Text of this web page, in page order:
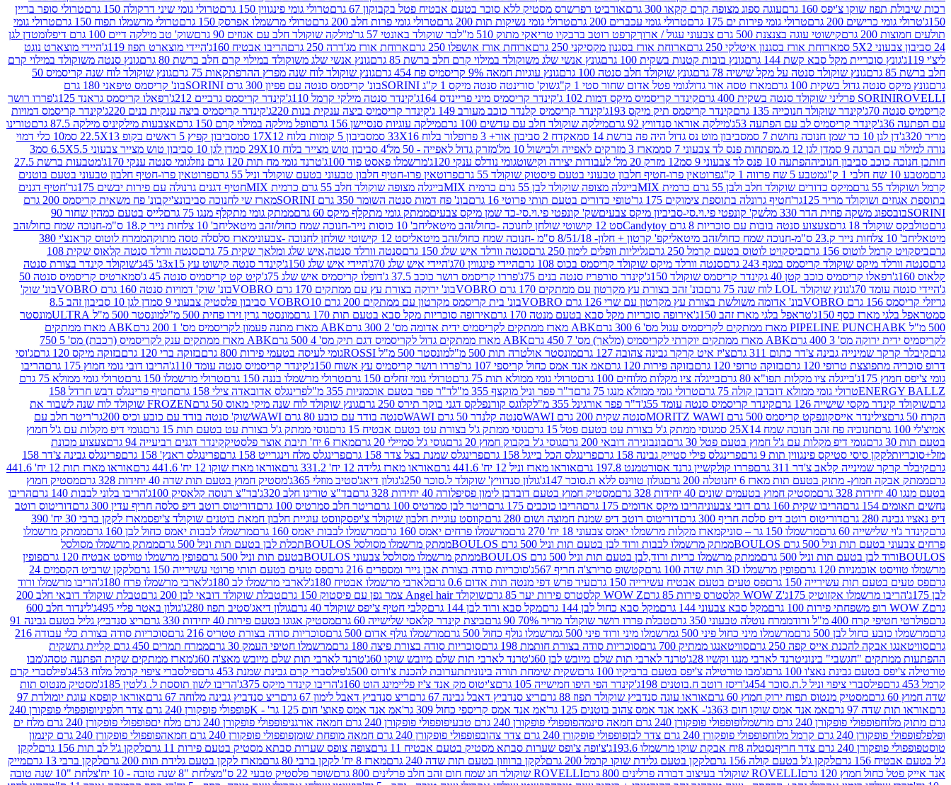
רכות שיבולת תפוז שוקו צ'יפס 160 גרם
עוגה ספוג מצופה קרם קקאו 300 גרם אורביט רפרשרס מסטיק ללא סוכר בטעם אבטיח פטל בקבוקון 67 גרם טרולי גומי פינגווין 150 גרם טרולי גומי שיני דרקולה 150 גרם
טרולי סופר בריין
150ג' טרולי גומי כרישים 200 גרם טרולי גומי פירות ים 175 גרם טרולי גומי עכברים 200 גרם טרולי גומי נשיקות תות 200 גרם טרולי גומי פרות חלב 200 גרם טרולי מרשמלו אפרסק 150 גרם טרולי מרשמלו תפוח 150 גרם
טרולי גומי
תולעים חמוצות 200 גרם
קישוטי עוגה בצנצנת 500 גרם צבעוני עגול / ארוך קרפט רוטב ברבקיו טריאקי מתוק 510 מ"ל בר שוקולד באונטי 57 גר' מילקה שוקולד חלב עם אגוזים 90 גרם שוק' טב מילקה דיים 100 גרם דיפלומט
דן לגן
24 סביבון צבעוני 5X2 סמ
ארוחת אורז בסגנון איטלקי 250 גרם ארוחת אורז בסגנון מקסיקני 250 גרם ארוחת אורז אושפלו 250 גרם ארוחת אורז מג'דרה 250 גרם הריבו אבטיח 160ג' היידי מוצארט תפוז 119ג'
היידי מוצארט נוגט
ליצ'י 119ג'
גונץ סוכריית מקל סבא קשת 144 גרם גונץ בובות קטנות בשקית 100 גרם גונץ אנשי שלג משוקולד במילוי קרם חלב ברשת 85 גרם גונץ אנשי שלג משוקולד במילוי קרם חלב ברשת 80 גרם
גונץ סנטה משוקולד במילוי קרם
חלב ברשת 85 גרם
גונץ שוקולד סנטה על מקל שישיה 78 גרם גונץ שוקולד חלב סנטה 100 גרם גונץ עוגיות חמאה 9% קריסמיס פח 454 גרם גונץ שוקולד לוח שנה מפרץ ההרפתקאות 75 גרם
גונץ שוקולד לוח שנה קריסמיס 50
גרםגונץ מיקס סנטה גדול בשקית 100 גרם מארז טסה אור גדולגומי פטל אדום שחור סטי 1 ק"ג שוק' סורינטה סנטה מיקס 1 ק"ג SORINI בונ' קריסמס סנטה עם פפיון 300 גרם SORINI
בונ' קריסמס טיפאני 180 גרם
SORINIROVELLI פרליני שוקולד סנטה בשקית 400 גרם קינדר קריסמיס מיקס דמות 102 ג' קינדר קריסמיס מיני פריינדס 164ג' קינדר סנטה מילקי קרמל 110ג' קינדר קריסמס גרביים 212ג' רפאלו קריסמס גראנד 125ג'
פררו רושר
קריסמיס סנטה 70ג'
קינדר שוקולד חנוכייה 135 גרם קינדר קריסמס תיק מיקס 193ג' קינדר קריסמיס קלנדר כוכב מעורב 149 ג' קינדר קריסמיס ביצה ענקית בנות 220ג' קינדר קריסמיס ביצה ענקית בנים 220ג'
קינדר קריסמס דמויות
עם הפתעה 36ג'
קינדר קריסמיס לב עם הפתעה 53ג' מילקה אוראו סנדוויץ 92 גרם מילקה שוקולד חלב עם עדשים 100 גרם מילקה עוגיות סנסיישן 156 גרם וופל מילקה במילוי קרם 150 גרם אצבעות מילקיניס מילקה 87.5 גרם
טורינו
מריר 320ג'
דן לגן 10 כד שמן חנוכה נחושת 7 סמ סביבון מוט נס גדול היה פה ברשת 14 סמ אקדח 2 סביבון אור+ 3 פרופלור בלוח 33X16 סמ סביבון 5 קומות בלוח 17X12 סמ סביבון קפיץ 5 ראשים בקופ 22.5X13 סמ
10 כלי דמוי
נורה למילוי עם הברגה 9 סמ
דן לגן 12 מ.מפתחות פנס לד צבעוני 7 סמ מארז 3 מזרקים לאפייה ולבישול 10 מל' מזרק גדול לאפייה - 50 מל' 4 סביבון טוש מצייר בלוח 29X10 סמ דן לגן 10 סביבון טוש מצייר צבעוני 6.5X5.5 סמ
3
חותכן חנוכה כוכב סביבון חנוכיההפתעה 10 פנס לד צבעוני 9 סמ 12 מזרק 20 מל' לעבודות יצירה וקישוט גומי נודלס ענקי 120ג' מרשמלו פאסט פוד 100ג' טרנד גומי מח תות 120 גרם נוזל גומי סנטה ענקי 170ג'
מטבעות ברשת 27.5
גרםמטבע 10 שח חלבי 1 ק"ג מטבע 5 שח פרווה 1 ק"ג פרוטאין פרו-חטיף חלבון טבעוני בטעם פיסטוק שוקולד 55 גרם פרוטאין פרו-חטיף חלבון טבעוני בטעם שוקולד וניל 55 גרם
פרוטאין פרו-חטיף חלבון טבעוני בטעם בוטנים
קרמל ושוקולד 55 גרם
מיקס כדורים שוקולד חלב ולבן 55 גרם כרמית MIX בייגלה מצופה שוקולד לבן 55 גרם כרמית MIX בייגלה מצופה שוקולד חלב 55 גרם כרמית MIX חטיף דגנים גרנולה עם פירות יבשים 175גר'
חטיף דגנים
בתוספת אגוזים ושוקולד מריר 125גר'
חטיף גרונלה בתוספת צימוקים 175 גר' טופי כדורים בטעם תותי פרוטי 16 גרם בונ' פח דמות סנטה השומר 350 גרם SORINI מארז שי לחנוכה סביבונצ'יק
בונ' פח משאית קריסמס 200 גרם
SORINIבובספוג משקה פחית הדר 330 מל שק' קונפטי פי.וי.סי-סביביון מיקס צבעיםשק' קונפטי פי.וי.סי-כד שמן מיקס צבעיםממתק גומי מתקלף מיקס 60 גרם ממתק גומי מתקלף מנגו 75 גרם
לייס בטעם כמהין שחור 90
גרםטולבקס שוקולד 18 גרם צעצוע סנטה בובות עם סוכריות 8 גרם Candytoy סט 12 קישוטי שולחן לחנוכה -כחול/זהב מיטאלי חב' 10 כוסות נייר-חנוכה שמח כחול/זהב מיטאלי
חב' 10 צלחות נייר ק.18 ס"מ-חנוכה שמח כחול/זהב
מיטאליחב' 10 צלחות נייר ק.23 ס"מ-חנוכה שמח כחול/זהב מיטאלי קפ' קרטון + חלון- 8/51/18 ס"מ -חנוכה שמח כחול/זהב מיטאלי סט 12 קישוטי שולחן לחנוכה -צבעוני מארז סלסלה טסה מתוקה
ממרח לוטוס קראנצ'י 380
גרםביסקויט קרמל לוטוס 156 גרם ביסקויט לוטוס בטעם קרמל 250 גרם גליליות וופלים לימון 250 גרם סנטה וורלד איש שלג 150 גרם סנטה וורלד סנטה,איש שלג ומלאך שקית 75 גרם
סנטה וורלד סנטה קלאוס שקית 108
גרםסנטה וורלד מיקס שוקולד קריסמס במגף 243 גרם סנטה וורלד מיקס שוקולד קריסמס בכוס 108 גרם היידי פינגווין 70ג' היידי איש שלג 70ג' היידי איש שלג 150ג' קינדר סנטה קישוט עץ 3x15ג' 45ג'
שוקולד קינדר בצורת סנטה
קלאוס 160ג'
רפאלו קריסמיס כוכב קטן 40 ג קינדר קריסמס שוקולד 150ג' קינדר סורפריז סנטה בנים 75ג' פררו קריסמס רושר כוכב 37.5 ג' דופלו קריסמיס איש שלג 75ג' קיט קט קריסמיס סנטה 45 ג'
סמארטיס קריסמיס סנטה 50
ג'היידי סנטה עומד 70ג' גונץ שוקולד LOL לוח שנה 75 גרם בונ' זהב בצורת עץ מקרטון עם ממתקים 170 גרם VOBRO בונ' ירוקה בצורת עץ עם ממתקים 170 גרם VOBRO בונ' שוק' דמויות סנטה 160 גרם VOBRO
בונ' שוק'
גריזלי קריסמס 156 גרם VOBRO
בונ' אדומה משולשת בצורת עץ מקרטון עם שרי 126 גרם VOBRO בונ' בית קריסמס מקרטון עם ממתקים 200 גרם VOBRO 10 סביבון פלסטיק צבעוני 9 סמ
דן לגן 10 סביבון זהב 8.5
סמטראפל בלגי מארז כסף 150ג' טראפל בלגי מארז זהב 150ג' אירופה סוכריות מקל סבא בטעם מנטה 170 גרם אירופה סוכריות מקל סבא בטעם תות 170 גרם מונסטר גרין זירו פחית 500 מ"ל מונסטר 500 מ"ל ULTRA
מונסטר
500 מ"ל PIPELINE PUNCH
ABK מארז ממתקים לקריסמיס עגול מס' 6 300 גרם ABK מארז ממתקים לקריסמיס ידית אדומה מס' 2 300 גרם ABK מארז מתנה פעמון לקריסמיס מס' 1 200 גרם
ABK מארז ממתקים
לקריסמיס ידית ירוקה מס' 3 400 גרם
ABK מארז ממתקים יוקרתי לקריסמיס (מלאך) מס' 7 450 גרם ABK מארז ממתקים גדול לקריסמיס דגם תיק מס' 4 500 גרם
ABK מארז ממתקים ענק לקריסמיס (רכבת) מס' 5 750
גרםקיבלר קרקר שמינייה גבינה צ'דר כתום 311 גרם צ'יז איט קרקר גבינה צהובה 127 גרם מונסטר אולטרה תות 500 מ"ל מונסטר 500 מ"ל ROSSI גומי לעיסה בטעמי פירות 800 גרם בזוקה ברי 120 גרם בזוקה מיקס 120 גרם
ג'וסי
דרופ סוכריה מתפוצצת טרופי 120 גרם
בזוקה טרופי 120 גרם בזוקה פירות 120 גרם אמ אנד אמס כחול קריספי 107 גר' פררו רושר קריסמיס עץ אשוח 150ג' קינדר קריסמיס סנטה עומד 110ג' הריבו דובי גומי חמוץ 175 גרם
הריבו
גומי צ'יפס חמוץ 175ג'
בייגלה ציו מקלות תפו"א 80 גרם בייגלה ציו מקלות מלוחים 100 גרם טרולי גומי ממולא תות 75 גרם טרולי גומי זחלים 150 גרם טרולי מרשמלו בננה 150 גרם טרולי מרשמלו 150 גרם
טרולי גומי ממולא 75 גרם
ENERGY BALLZטרולי גומי ממולא דובדבן קולה 75 גרם טרולי גומי ממולא מנגו 75 גרם ד"ר פפר וניל מוקצף 355 מ"ל ד"ר פפר בטעם אוכמניות 355 מ"ל פרינגלס אדובאדה צילי 158 גרם
חטיף פרינגלס דבש חרדל 158
גרםשוקולד קינדר מקסי שישייה 126 גרם קינדר קריסמיס סנטה עומד 55ג' ד"ר פפר אורגינל 355 מ"ל קלוגס קורנפלקס דגני בוקר תירס 250 גרם גונץ שוקולד לוח שנה מיקי מאוס 50 גרם
FROZEN שוקולד לוח שנה לשבור את
הקרח 50 גרם
צילינדר אייסקונפקט קריסמס 500 גרם MORITZ WAWI סנטה שקית 200 גרם WAWI סנטה קלנדר 50 גרם WAWI סנטה בודד עם כובע 80 גרם WAWI שוק' סנטה בודד עם כובע וכיס 200גר'
ריטר חלב עם
אמיצ'לי 100 גרם
חנוכיה פח זהב חנוכה שמח 25X14 סמ גוסי ממתק ג'ל בצורת עט בטעם פטל 15 גרם גוסי ממתק ג'ל בצורת עט בטעם אבטיח 15 גרם גוסי ממתק ג'ל בצורת עט בטעם תות 15 גרם
גומי דיפ מקלות עם ג'ל חמוץ
בטעם תות 30 גרם
גומי דיפ מקלות עם ג'ל חמוץ בטעם פטל 30 גרם בונבונירה דובאי 200 גרם גוסי ג'ל בקבוק חמוץ 20 גרם גוסי ג'ל סמיילי 20 גרם מארז 6 יח' תיבת אוצר פלסטיק קינדר דגנים רביעייה 94 גרם
צעצוע מכונת
מזל+סוכריותלקקן סיסי סטיקס פינגווין תות 9 גרם פרינגלס פילי סטייק גבינה 158 גרם פרינגלס הכל בייגל 158 גרם פרינגלס שמנת בצל צדר 158 גרם פרינגלס מלח וינגרייט 158 גרם פרינגלס ראנץ' 158 גרם
פרינגלס גבינה צ'דר 158
גרםקיבלר קרקר שמינייה קלאב צ'דר 311 גרם פררו קולקשיין גרנד אסורטמנט 197.8 גרם אוראו מארז וניל 12 יח' 441.6 גרם אוראו מארז גלידה 12 יח' 331.2 גרם אוראו מארז שוקו 12 יח' 441.6 גרם
אוראו מארז תות 12 יח' 441.6
גרםממתק אבקה חמוץ- מתוק בטעם תות מארז 6 יח נוטלה 200 גרם גולון טווינס ללא ת.סוכר 147ג' גולון סנדוויץ' שוקולד ל.סוכר 250ג' גולון דיאג'סטיב מוזלי 365ג' מסטיק חמוץ בטעם תות שדה 40 יחידות 328 גרם
מסטיק חמוץ
בטעם מנגו 40 יחידות 328 גרם
מסטיק חמוץ בטעמים שונים 40 יחידות 328 גרם מסטיק חמוץ בטעם דובדבן לימון פסיפלורה 40 יחידות 328 גרם בד"צ טורינו חלב 320ג' בד"צ רגוסה קלאסיק 100ג' הריבו בלוני לבבות 140 גרם
הריבו
נחשים תאומים 154 גרם
הריבו שקית 160 גרם דובי צבעוני הריבו מיקס אדומים 175 גרם הריבו כוכבים 175 גרם ריטר לבן סמרטיס 100 גרם ריטר חלב סמרטיס 100 גרם דוריטוס רוטב דיפ סלסה חריף עדין 300 גרם
דוריטוס רוטב
דיפ נאציו גבינה 280 גרם
דוריטוס רוטב דיפ סלסה חריף 300 גרם דוריטוס רוטב דיפ שמנת חמוצה ושום 280 גרם קווסט עוגיית חלבון שוקולד צ'יפסקווסט עוגיית חלבון חמאת בוטנים שוקולד צ'יפס
מארז לקקן ברבי 30 יח' 390
גרםקינדר ג'וי שלישייה 60 גרם מרשמלו 150 גר – סוניק מארז מקלות מרשמלו יאמס צבעוני 18 יח' 270 גרם מרשמלו פרחים יאמס 160 גרם מרשמלו לבבות יאמס 160 גרם מרשמלו לבבות יאמס כחול לבן 160 גרם
ממתק מרשמלו
פרחים צבעוני בטעם תות וניל 500 גרם BOULOS
ממתק מרשמלו לבבות ורוד לבן בטעם תות וניל 500 גרם BOULOS ממתק מרשמלו מסולסל BOULOSתכלת לבן בטעם תות וניל 500 גרם
ממתק מרשמלו מסולסל
BOULOSורוד לבן בטעם תות וניל 500 גרם
ממתק מרשמלו כריות ורוד,לבן בטעם תות וניל 500 גרם BOULOS ממתק מרשמלו מסולסל צבעוני BOULOSבטעם תות וניל 500 גרם פופין מרשמלו טוויסט אבטיח 120 גרם
פופין
מרשמלו טוויסט אוכמניות 120 גרם
פופין מרשמלו 3D תות שדה 100 גרם קטשופ סרירצ'ה חריף 567ג' סוכריות סודה בצורת אבן נייר ומספרים 216 גרם פס טעים בטעם תותי פרוטי עשירייה 150 גרם
לקקן שרביט הקסמים 24
גרםפס טעים בטעם תות עשירייה 150 גרם פס טעים בטעם אבטיח עשירייה 150 גרם עיד פרש דפי מנטה תות אדום 0.6 גרם לארבי מרשמלו אבטיח 180ג' לארבי מרשמלו לב 180ג' לארבי מרשמלו פרח 180ג'
הריבו מרשמלו ורוד
לבן 175ג'
הריבו מרשמלו אקזוטיק 175ג' WOW Z קלסטרס פירות 85 גרם WOW Z קלסטרס פירות יער 85 גרם שוקולד Angel hair צמר גפן עם פיסטוק 150 גרם טבלת שוקולד דובאי לבן 200 גרם
טבלת שוקולד דובאי חלב 200
גרםWOW Z רופ משפחתי פירות 100 גרם מקל סבא צבעוני 144 גרם מקל סבא כחול לבן 144 גרם מקל סבא ורוד לבן 144 גרם קלבי חטיף צ'יפס שוקולד 40 גרם גולון דיאג'סטיב תפוז 280ג' גולון באטר פליי 495ג'
לינדור חלב 600
גרםפולרטי חטיפי קרח 400 מ"ל ורוד ממרח נוטלה טבעוני 350 גרם טבלת פררו רושר שוקולד מריר 70% 90 גרם ביצת קינדר קלאסי שלישייה 60 גרם מסטיק אגוגו בטעם פירות 40 יחידות 330 גרם
ריצ סנדביץ גליל בטעם גבינה 91
גרםמרשמלו כובע כחול לבן 500 גרם מרשמלו מיני כחול פיני 500 ג מרשמלו מיני ורוד פיני 500 ג מרשמלו גולף כחול 500 גרם מרשמלו גולף אדום 500 גרם סוכריות סודה בצורת טטריס 216 גרם
סוכריות סודה בצורת כלי עבודה 216
גרםסוויטאנגו אבקה להכנת אייס קפה 250 גרם סוויטאנגו ממתיק 700 גרם סוכריות סודה בצורת חותמת 198 גרם סוכריות סודה בצורת פיצה 180 גרם מרשמלו חטיפי העמק 30 גרם ממרח תמרים 450 גרם קליית גת
שקית
ההפתעות ממתקים "חגשבי" בינוניטרנד לארבי מנגו וקשיו 28ג' טרנד לארבי תות שלם מיובש לבן 60ג' טרנד לארבי תות שלם מיובש שוקו 60ג' טרנד לארבי תות שלם מיובש מאצ'ה 60ג' מארז ממתקים שקית הפתעה טסהג'מבו
טורטילה צ'יפס בטעם גבינת נאצ'ו 100 גרם
ג'מבו טורטילה צ'יפס בטעם ברביקיו 100 גרם שקית שימחת תורה בינוניתתערובת להכנת צ'ורוס 500ג' פילסברי קרם גבינת שמנת 453 גרם פילסברי ציפוי קרמל מלוח 453ג'
פילסברי קרם
קרמל 453 גרם
פילסברי ציפוי וניל ל.ת.סוכר 454ג' ריסז רוטב ח.בוטנים 198ג' קינדר הפי היפו חמישייה 105 גרם צ'יטוס מק אנד צ'יז פליימינג הוט 160ג' הריבו קינדר מיקס 375ג' הריבו לשון תוססת ל. ג'לטין 185ג'
מסטיק מנטוס תות
שדה חמוץ 60 גרם
מסטיק מנטוס תפוח ירוק חמוץ 60 גרם אוראו עוגה סנדביץ שוקולד תפוז 88 גרם ריצ סנדביץ דאבל גבינה 67 גרם ריצ סנדביץ דאבל לימון 67 גרם ריצ סנדביץ גבינה מלוחה 67 גרם
אוראו קופסא עוגת יומולדת 97
גרםאוראו תות שדה 97 גרם אמ אנד אמס שוקו חום 363ג'- K אמ אנד אמס צהוב בוטנים 125 גר' אמ אנד אמס קריספי כחול 309 גר' אמ אנד אמס פאוצ' חום 125 גר' - K פופפולי פופקורן 240 גרם צדר חלפיניו
פופפולי פופקורן 240
גרם מתוק מלוחפופפולי פופקורן 240 גרם מרשמלו פופפולי פופקורן 240 גרם חמאה סינמה פופפולי פופקורן 240 גרם טבעי פופפולי פופקורן 240 גרם חמאה אורגני פופפולי פופקורן 240 גרם מלח ים
פופפולי פופקורן 240 גרם מלח ים
ופלפלפופפולי פופקורן 240 גרם קרמל מלוח פופפולי פופקורן 240 גרם צדר לבן פופפולי פופקורן 240 גרם צדר צהוב פופפולי פופקורן 240 גרם חמאה מופחת שומן פופפולי פופקורן 240 גרם חמאה
פופפולי פופקורן 240 גרם קינמון
טוסטפופפולי פופקורן 240 גרם צדר חריף נסטלה 8יח אבקת שוקו מרשמלו 193.6ג' צ'ופה צ'ופס שערות סבתא מסטיק בטעם אבטיח 11 גרם צופה צופס שערות סבתא מסטיק בטעם פירות 11 גרם לקקן ג'ל לב תות 156 גרם
לקקן
ג'ל בטעם אבטיח 156 גרם
לקקן ג'ל בטעם קולה 156 גרם לקקן בטעם גלידת שוקו קרמל 200 גרם לקקן ברווזון בטעם תות שדה 240 גרם מארז 8 יח' לקקן ברבי 80 גרם מארז לקקן בטעם גלידת תות 200 גרם לקקן ברבי 13 גרם
מייק
אנד אייק פטל כחול חמוץ 120 גרם
ROVELLI שוקולד בעיצוב דבורה פרלינים 800 גרם ROVELLI שוקולד חג שמח חום זהב חלב פרלינים 800 גרם שופר פלסטיק טבעי 22 ס"מ צלחת "8 שנה טובה - 10 יח'
צלחת "10 שנה טובה